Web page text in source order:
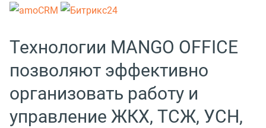
Технологии MANGO OFFICE
позволяют эффективно
организовать работу и
управление ЖКХ, ТСЖ, УСН,